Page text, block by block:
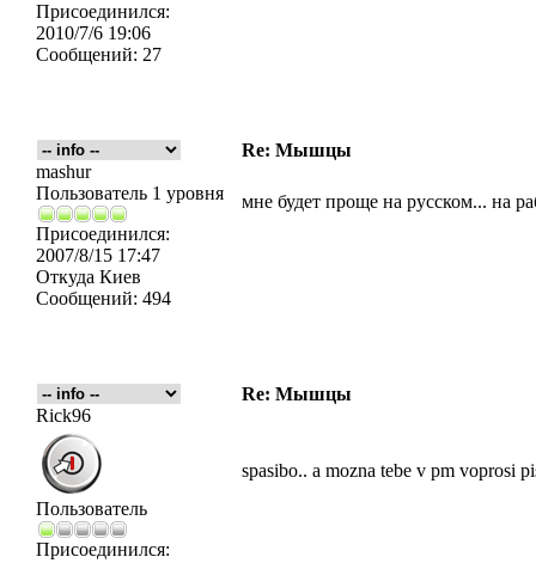
Присоединился:
2010/7/6 19:06
Сообщений: 27
Re: Мышцы
mashur
Пользователь 1 уровня
Присоединился:
2007/8/15 17:47
Откуда Киев
Сообщений: 494
мне будет проще на русском... на
Re: Мышцы
Rick96
Пользователь
Присоединился:
spasibo.. a mozna tebe v pm voprosi